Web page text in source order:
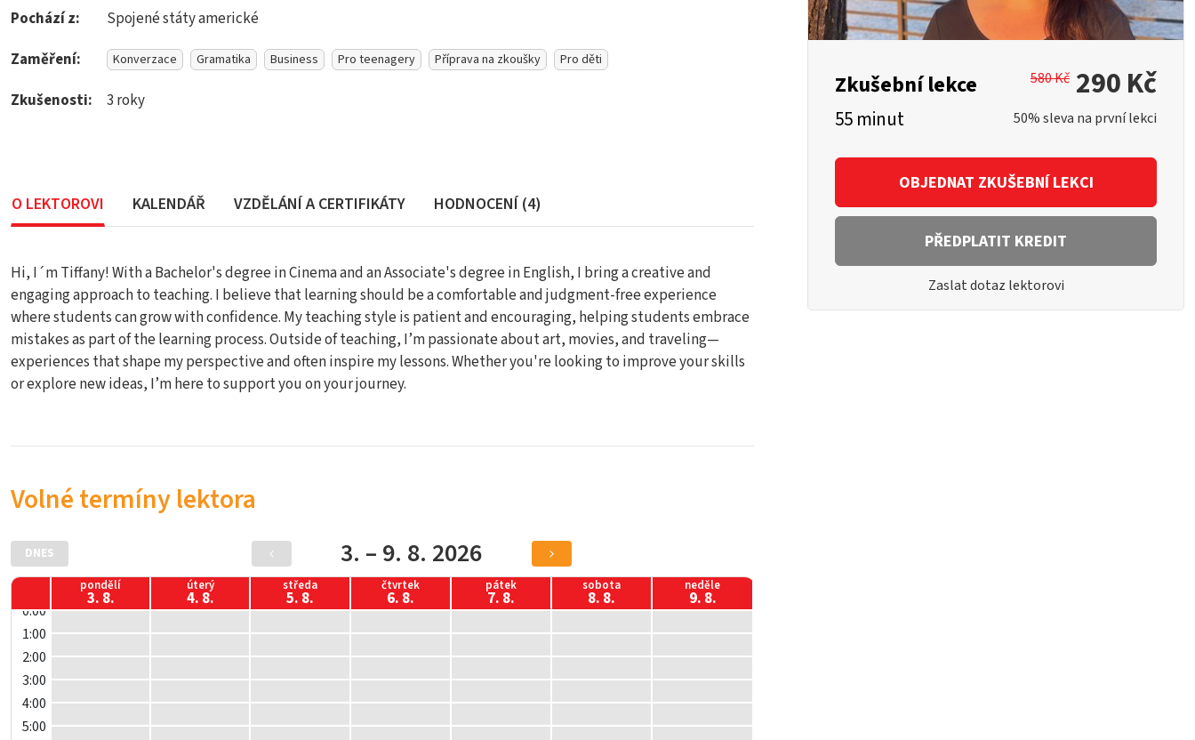
Pochází z:
Spojené státy americké
Zaměření:
Konverzace Gramatika Business Pro teenagery Příprava na zkoušky Pro děti
Zkušenosti: 3 roky
O LEKTOROVI KALENDÁŘ VZDĚLÁNÍ A CERTIFIKÁTY HODNOCENÍ (4)
Hi, I´m Tiffany! With a Bachelor's degree in Cinema and an Associate's degree in English, I bring a creative and
engaging approach to teaching. I believe that learning should be a comfortable and judgment-free experience
where students can grow with confidence. My teaching style is patient and encouraging, helping students embrace
mistakes as part of the learning process. Outside of teaching, I’m passionate about art, movies, and traveling—
experiences that shape my perspective and often inspire my lessons. Whether you're looking to improve your skills
or explore new ideas, I’m here to support you on your journey.
Volné termíny lektora
DNES 3. – 9. 8. 2026
pondělí
3. 8.
úterý
4. 8.
středa
5. 8.
čtvrtek
6. 8.
pátek
7. 8.
sobota
8. 8.
neděle
9. 8.
0:00
1:00
2:00
3:00
4:00
5:00
Zkušební lekce 580 Kč 290 Kč
55 minut 50% sleva na první lekci
OBJEDNAT ZKUŠEBNÍ LEKCI
PŘEDPLATIT KREDIT
Zaslat dotaz lektorovi